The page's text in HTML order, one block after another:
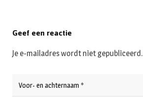
Geef een reactie
Je e-mailadres wordt niet gepubliceerd.